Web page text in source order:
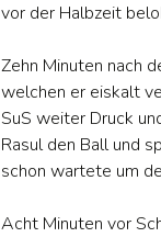
vor der Halbzeit
Zehn Minuten nach
welchen er eiskalt
SuS weiter Druck
Rasul den Ball und
schon wartete um
Acht Minuten vor